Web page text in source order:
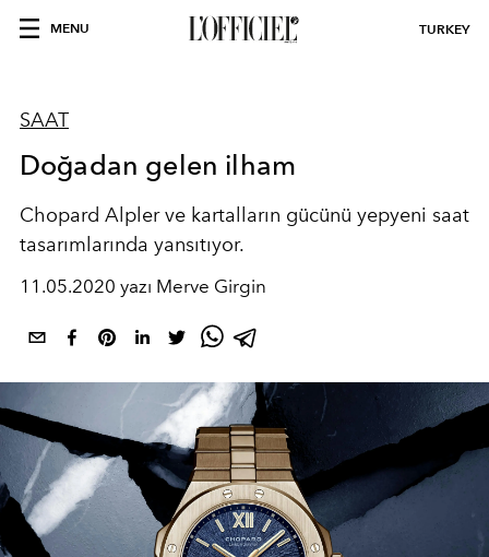
MENU TURKEY
SAAT
Doğadan gelen ilham
Chopard Alpler ve kartalların gücünü yepyeni saat
tasarımlarında yansıtıyor.
11.05.2020 yazı Merve Girgin